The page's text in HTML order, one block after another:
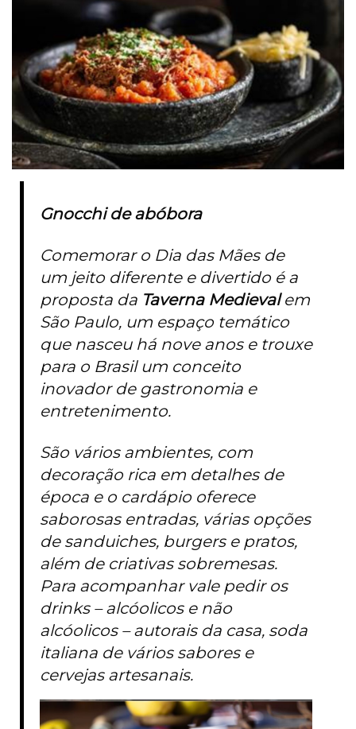
Gnocchi de abóbora
Comemorar o Dia das Mães de
um jeito diferente e divertido é a
proposta da Taverna Medievalem
São Paulo, um espaço temático
que nasceu há nove anos e trouxe
para o Brasil um conceito
inovador de gastronomia e
entretenimento.
São vários ambientes, com
decoração rica em detalhes de
época e o cardápio oferece
saborosas entradas, várias opções
de sanduiches, burgers e pratos,
além de criativas sobremesas.
Para acompanhar vale pedir os
drinks – alcóolicos e não
alcóolicos – autorais da casa, soda
italiana de vários sabores e
cervejas artesanais.